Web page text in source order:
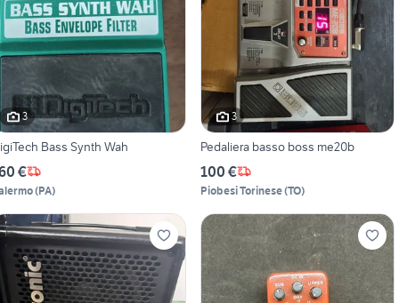
3
Bass Synth Wah
€
(PA)
3
Pedaliera basso boss me20b
100 €
Piobesi Torinese(TO)